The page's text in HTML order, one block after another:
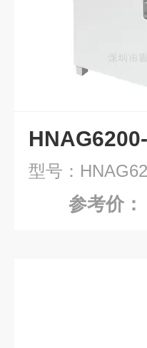
参考价：